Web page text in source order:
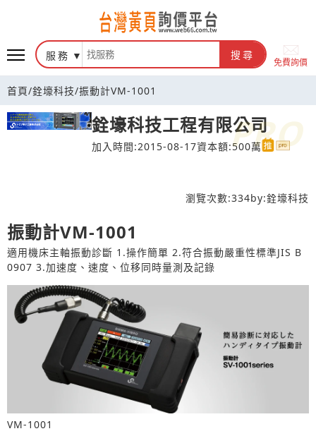
台灣黃頁詢價平台
服務 搜尋
免費詢價
首頁/銓壕科技/振動計VM-1001
銓壕科技工程有限公司
加入時間:2015-08-17資本額:500萬
瀏覽次數:334by:銓壕科技
振動計VM-1001
適用機床主軸振動診斷 1.操作簡單 2.符合振動嚴重性標準JIS B
0907 3.加速度、速度、位移同時量測及記錄
VM-1001